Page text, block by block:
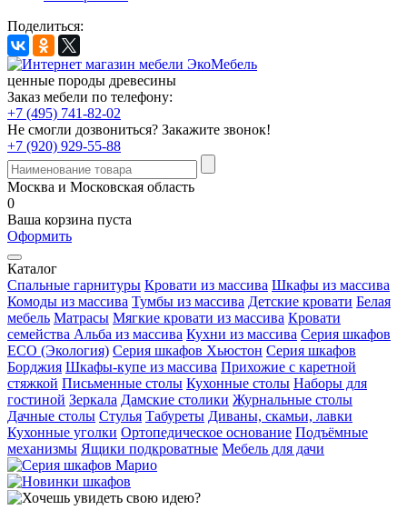
Поделиться:
ценные породы древесины
Заказ мебели по телефону:
+7 (495) 741-82-02
Не смогли дозвониться? Закажите звонок!
+7 (920) 929-55-88
Москва и Московская область
0
Ваша корзина пуста
Оформить
Каталог
Спальные гарнитуры Кровати из массива Шкафы из массива
Комоды из массива Тумбы из массива Детские кровати Белая
мебель Матрасы Мягкие кровати из массива Кровати
семейства Альба из массива Кухни из массива Серия шкафов
ECO (Экология) Серия шкафов Хьюстон Серия шкафов
Борджия Шкафы-купе из массива Прихожие с каретной
стяжкой Письменные столы Кухонные столы Наборы для
гостиной Зеркала Дамские столики Журнальные столы
Дачные столы Стулья Табуреты Диваны, скамьи, лавки
Кухонные уголки Ортопедическое основание Подъёмные
механизмы Ящики подкроватные Мебель для дачи